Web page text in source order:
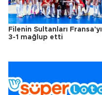
Filenin Sultanları Fransa'yı
3-1 mağlup etti